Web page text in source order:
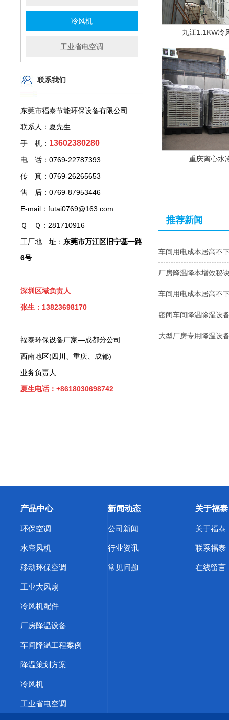
冷风机
工业省电空调
联系我们
东莞市福泰节能环保设备有限公司
联系人：夏先生
手 机： 13602380280
电 话：0769-22787393
传 真：0769-26265653
售 后：0769-87953446
E-mail：futai0769@163.com
Ｑ Ｑ：281710916
工厂地 址： 东莞市万江区旧宁基一路
6号
深圳区域负责人
张生：13823698170
福泰环保设备厂家—成都分公司
西南地区(四川、重庆、成都)
业务负责人
夏生电话：+8618030698742
九江1.1KW冷
重庆离心水
推荐新闻
车间用电成本居高不
厂房降温降本增效秘
车间用电成本居高不
密闭车间降温除湿设
大型厂房专用降温设
产品中心
环保空调
水帘风机
移动环保空调
工业大风扇
冷风机配件
厂房降温设备
车间降温工程案例
降温策划方案
冷风机
工业省电空调
新闻动态
公司新闻
行业资讯
常见问题
关于福泰
关于福泰
联系福泰
在线留言